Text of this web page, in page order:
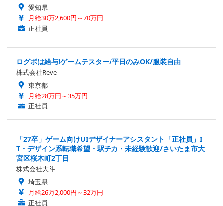
愛知県
月給30万2,600円～70万円
正社員
ログボは給与!ゲームテスター/平日のみOK/服装自由
株式会社Reve
東京都
月給28万円～35万円
正社員
「27卒」ゲーム向けUIデザイナーアシスタント「正社員」I
T・デザイン系転職希望・駅チカ・未経験歓迎/さいたま市大
宮区桜木町2丁目
株式会社大斗
埼玉県
月給26万2,000円～32万円
正社員